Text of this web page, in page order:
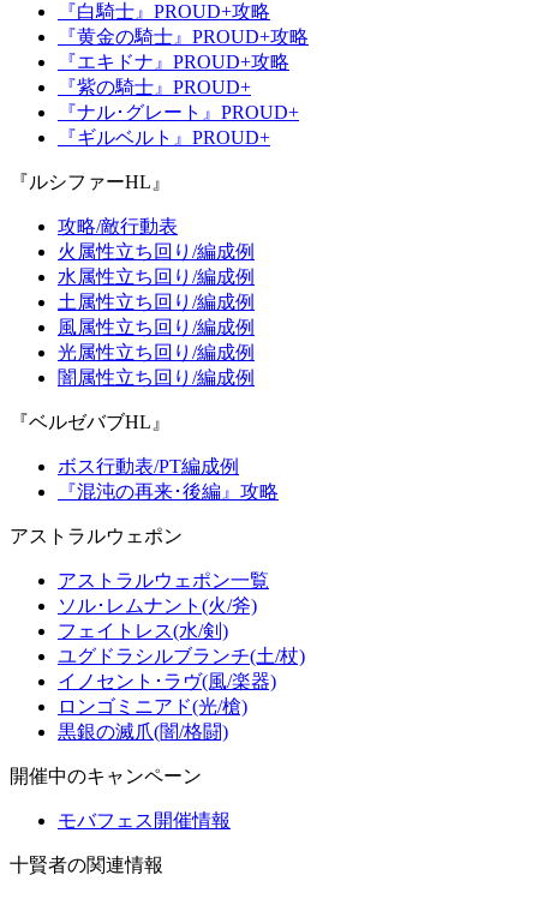
『白騎士』PROUD+攻略
『黄金の騎士』PROUD+攻略
『エキドナ』PROUD+攻略
『紫の騎士』PROUD+
『ナル･グレート』PROUD+
『ギルベルト』PROUD+
『ルシファーHL』
攻略/敵行動表
火属性立ち回り/編成例
水属性立ち回り/編成例
土属性立ち回り/編成例
風属性立ち回り/編成例
光属性立ち回り/編成例
闇属性立ち回り/編成例
『ベルゼバブHL』
ボス行動表/PT編成例
『混沌の再来･後編』攻略
アストラルウェポン
アストラルウェポン一覧
ソル･レムナント(火/斧)
フェイトレス(水/剣)
ユグドラシルブランチ(土/杖)
イノセント･ラヴ(風/楽器)
ロンゴミニアド(光/槍)
黒銀の滅爪(闇/格闘)
開催中のキャンペーン
モバフェス開催情報
十賢者の関連情報